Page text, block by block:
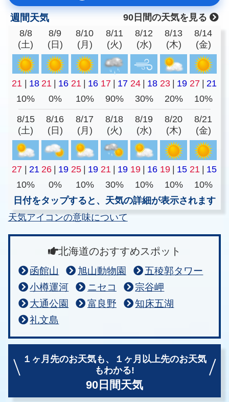
週間天気
90日間の天気を見る
8/8
(土)
8/9
(日)
8/10
(月)
8/11
(火)
8/12
(水)
8/13
(木)
8/14
(金)
21 18 21 16 21 16 17 17 24 18 23 19 27
21
10%
0% 10% 90% 30% 20% 10%
8/15
(土)
8/16
(日)
8/17
(月)
8/18
(火)
8/19
(水)
8/20
(木)
8/21
(金)
27 21 26 19 25 19 21 19 19 16 19 15 21
15
10%
0% 10% 30% 10% 10%
10%
日付をタップすると、天気の詳細が表示されます
天気アイコンの意味について
北海道のおすすめスポット
函館山 旭山動物園
五稜郭タワー
小樽運河
ニセコ
宗谷岬
大通公園
富良野
知床五湖
礼文島
１ヶ月先のお天気も、
１ヶ月以上先のお天気
もわかる!
90日間天気